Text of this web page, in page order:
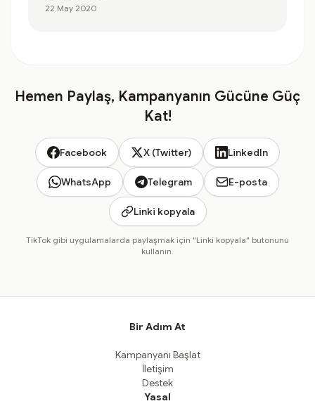
22 May 2020
Hemen Paylaş, Kampanyanın Gücüne Güç
Kat!
Facebook X (Twitter) LinkedIn
WhatsApp Telegram E-posta
Linki kopyala
TikTok gibi uygulamalarda paylaşmak için "Linki kopyala" butonunu
kullanın.
Bir Adım At
Kampanyanı Başlat
İletişim
Destek
Yasal